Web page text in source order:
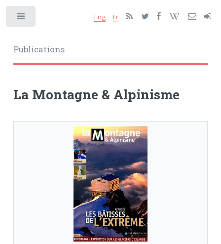
Publications
Eng Fr
La Montagne & Alpinisme